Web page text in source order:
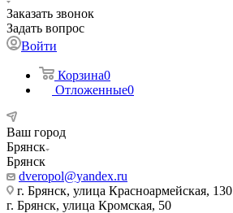
Заказать звонок
Задать вопрос
Войти
Корзина0
Отложенные0
Ваш город
Брянск
Брянск
dveropol@yandex.ru
г. Брянск, улица Красноармейская, 130
г. Брянск, улица Кромская, 50